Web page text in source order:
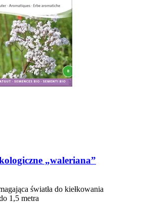
„waleriana”
światła do kiełkowania
1,5 metra